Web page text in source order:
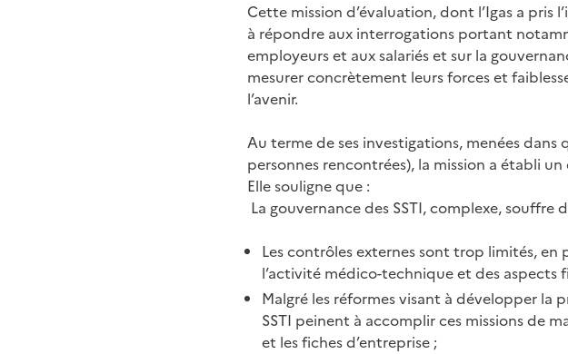
Cette mission d’évaluation, dont l’Igas a
à répondre aux interrogations portant
employeurs et aux salariés et sur la
mesurer concrètement leurs forces et
l’avenir.
Au terme de ses investigations, menées
personnes rencontrées), la mission a établi
Elle souligne que :
La gouvernance des SSTI, complexe,
Les contrôles externes sont trop limités, en
l’activité médico-technique et des aspects
Malgré les réformes visant à développer
SSTI peinent à accomplir ces missions de
et les fiches d’entreprise ;